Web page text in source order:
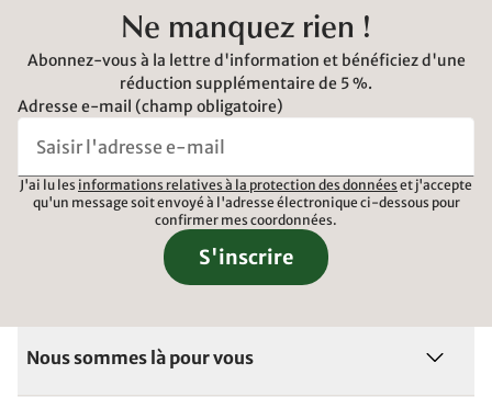
Ne manquez rien !
Abonnez-vous à la lettre d'information et bénéficiez d'une
réduction supplémentaire de 5 %.
Adresse e-mail (champ obligatoire)
J'ai lu les informations relatives à la protection des données et j'accepte
qu'un message soit envoyé à l'adresse électronique ci-dessous pour
confirmer mes coordonnées.
S'inscrire
Nous sommes là pour vous